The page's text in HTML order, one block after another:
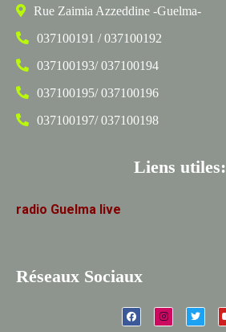
Rue Zaimia Azzeddine -Guelma-
037100191 / 037100192
037100193/ 037100194
037100195/ 037100196
037100197/ 037100198
Liens utiles:
radio Guelma live
Réseaux Sociaux